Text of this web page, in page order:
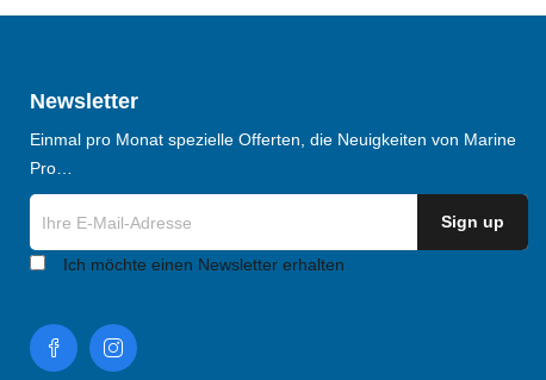
Newsletter
Einmal pro Monat spezielle Offerten, die Neuigkeiten von Marine
Pro…
Ich möchte einen Newsletter erhalten